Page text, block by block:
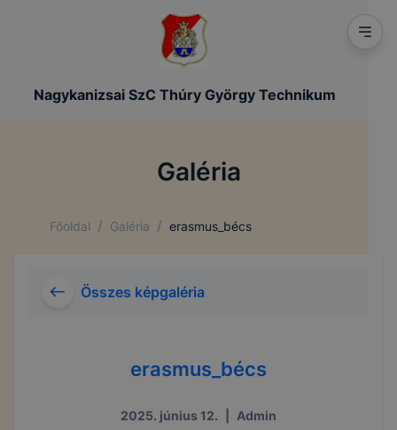
Nagykanizsai SzC Thúry György Technikum
Galéria
Főoldal / Galéria / erasmus_bécs
Összes képgaléria
erasmus_bécs
2025. június 12. Admin